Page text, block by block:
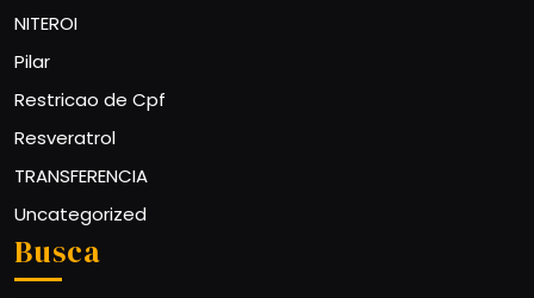
NITEROI
Pilar
Restricao de Cpf
Resveratrol
TRANSFERENCIA
Uncategorized
Busca